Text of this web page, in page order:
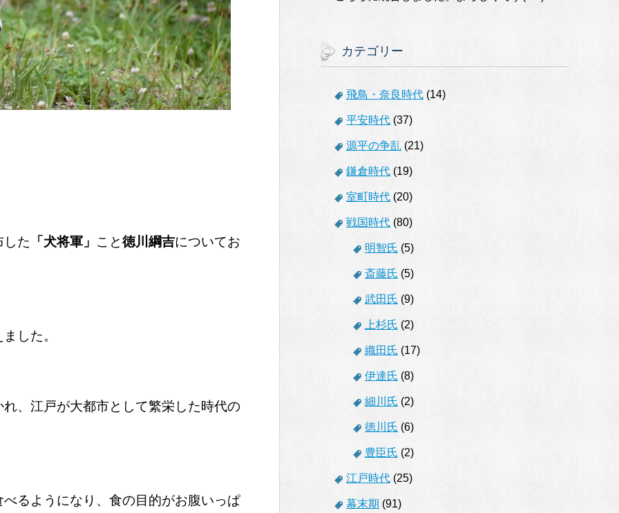
した 「犬将軍」 こと徳川綱吉についてお
した。
、江戸が大都市として繁栄した時代の
るようになり、食の目的がお腹いっぱ
カテゴリー
飛鳥・奈良時代 (14)
平安時代 (37)
源平の争乱 (21)
鎌倉時代 (19)
室町時代 (20)
戦国時代 (80)
明智氏 (5)
斎藤氏 (5)
武田氏 (9)
上杉氏 (2)
織田氏 (17)
伊達氏 (8)
細川氏 (2)
徳川氏 (6)
豊臣氏 (2)
江戸時代 (25)
幕末期 (91)